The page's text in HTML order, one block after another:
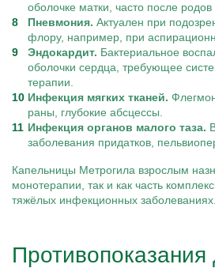
оболочке матки, часто после родов
Пневмония. Актуален при
флору, например, при
Эндокардит. Бактериальное
оболочки сердца, требующее
терапии.
Инфекция мягких тканей.
раны, глубокие абсцессы.
Инфекция органов малого таза.
заболевания придатков,
Капельницы Метрогила взрослым
монотерапии, так и как часть
тяжёлых инфекционных заболеваниях.
Противопоказания